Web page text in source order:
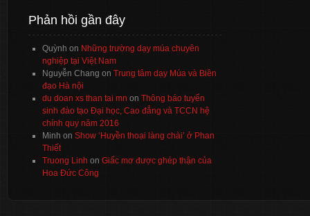
Phản hồi gần đây
Quỳnh on Những trường dạy múa chuyên
nghiệp tại Việt Nam
Nguyễn Chang on Trung tâm dạy Múa và Biên
đạo Hà nội
du doan xs than tai mn on Thông báo tuyển
sinh đào tạo Đại học, Cao đẳng và TCCN hệ
chính quy năm 2016
Minh on Show ‘Huyền thoại làng chài’ ở Phan
Thiết
Truong Linh on Giấc mơ được ghép thận của
Hoa Đức Công